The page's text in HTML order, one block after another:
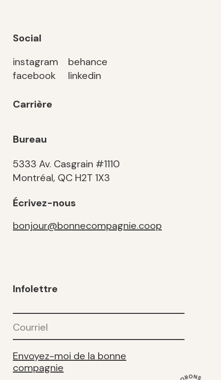
Social
instagram
behance
facebook
linkedin
Carrière
Bureau
5333 Av. Casgrain #1110
Montréal, QC H2T 1X3
Écrivez-nous
bonjour@bonnecompagnie.coop
Infolettre
Courriel
(Nécessaire)